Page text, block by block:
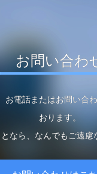
お問い合わ
お電話またはお問い合
おります。
なら、なんでもご遠慮